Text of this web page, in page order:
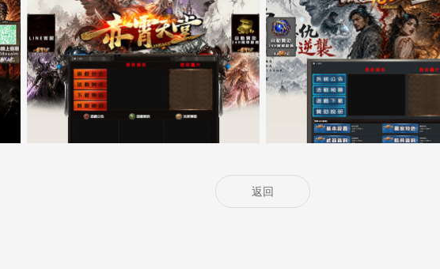
5000客戶展示案例14 5000客戶展示案例13
返回